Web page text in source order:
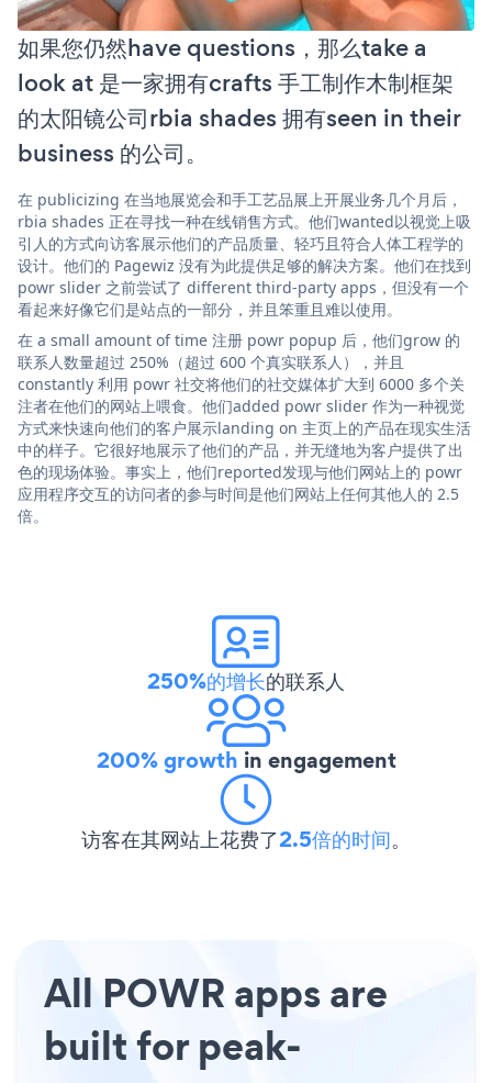
如果您仍然have questions，那么take a
look at 是一家拥有crafts 手工制作木制框架
的太阳镜公司rbia shades 拥有seen in their
business 的公司。
在 publicizing 在当地展览会和手工艺品展上开展业务几个月后，
rbia shades 正在寻找一种在线销售方式。他们wanted以视觉上吸
引人的方式向访客展示他们的产品质量、轻巧且符合人体工程学的
设计。他们的 Pagewiz 没有为此提供足够的解决方案。他们在找到
powr slider 之前尝试了 different third-party apps，但没有一个
看起来好像它们是站点的一部分，并且笨重且难以使用。
在 a small amount of time 注册 powr popup 后，他们grow 的
联系人数量超过 250%（超过 600 个真实联系人），并且
constantly 利用 powr 社交将他们的社交媒体扩大到 6000 多个关
注者在他们的网站上喂食。他们added powr slider 作为一种视觉
方式来快速向他们的客户展示landing on 主页上的产品在现实生活
中的样子。它很好地展示了他们的产品，并无缝地为客户提供了出
色的现场体验。事实上，他们reported发现与他们网站上的 powr
应用程序交互的访问者的参与时间是他们网站上任何其他人的 2.5
倍。
250%的增长的联系人
200% growth in engagement
访客在其网站上花费了2.5倍的时间。
All POWR apps are
built for peak-